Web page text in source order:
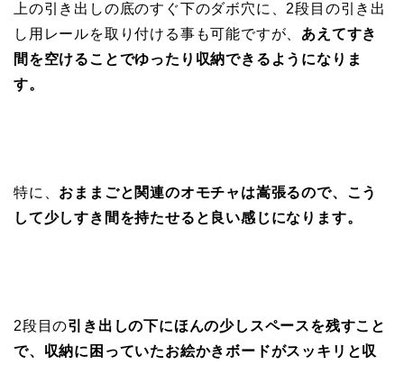
上の引き出しの底のすぐ下のダボ穴に、2段目の引き出
し用レールを取り付ける事も可能ですが、 あえてすき
間を空けることでゆったり収納できるようになりま
す。
特に、 おままごと関連のオモチャは嵩張るので、 こう
して少しすき間を持たせると良い感じになります。
2段目の引き出しの下にほんの少しスペースを残すこと
で、収納に困っていたお絵かきボードがスッキリと収